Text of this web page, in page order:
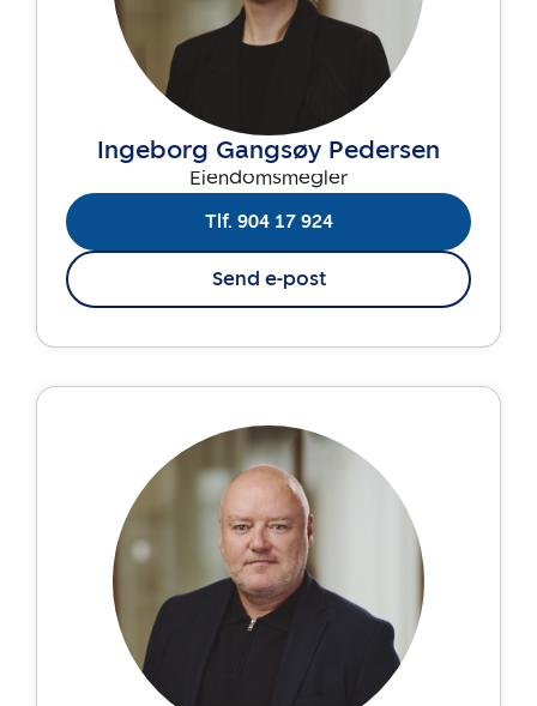
Ingeborg Gangsøy Pedersen
Eiendomsmegler
Tlf. 904 17 924
Send e-post